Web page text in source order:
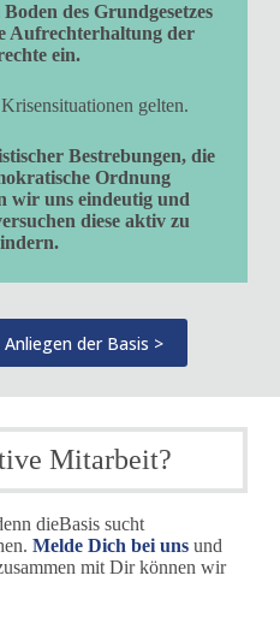
des Grundgesetzes
Aufrechterhaltung der
ein.
gelten.
Bestrebungen, die
Ordnung
wir uns eindeutig und
diese aktiv zu
der Basis >
Mitarbeit?
dieBasis sucht
Melde Dich bei unsund
mit Dir können wir